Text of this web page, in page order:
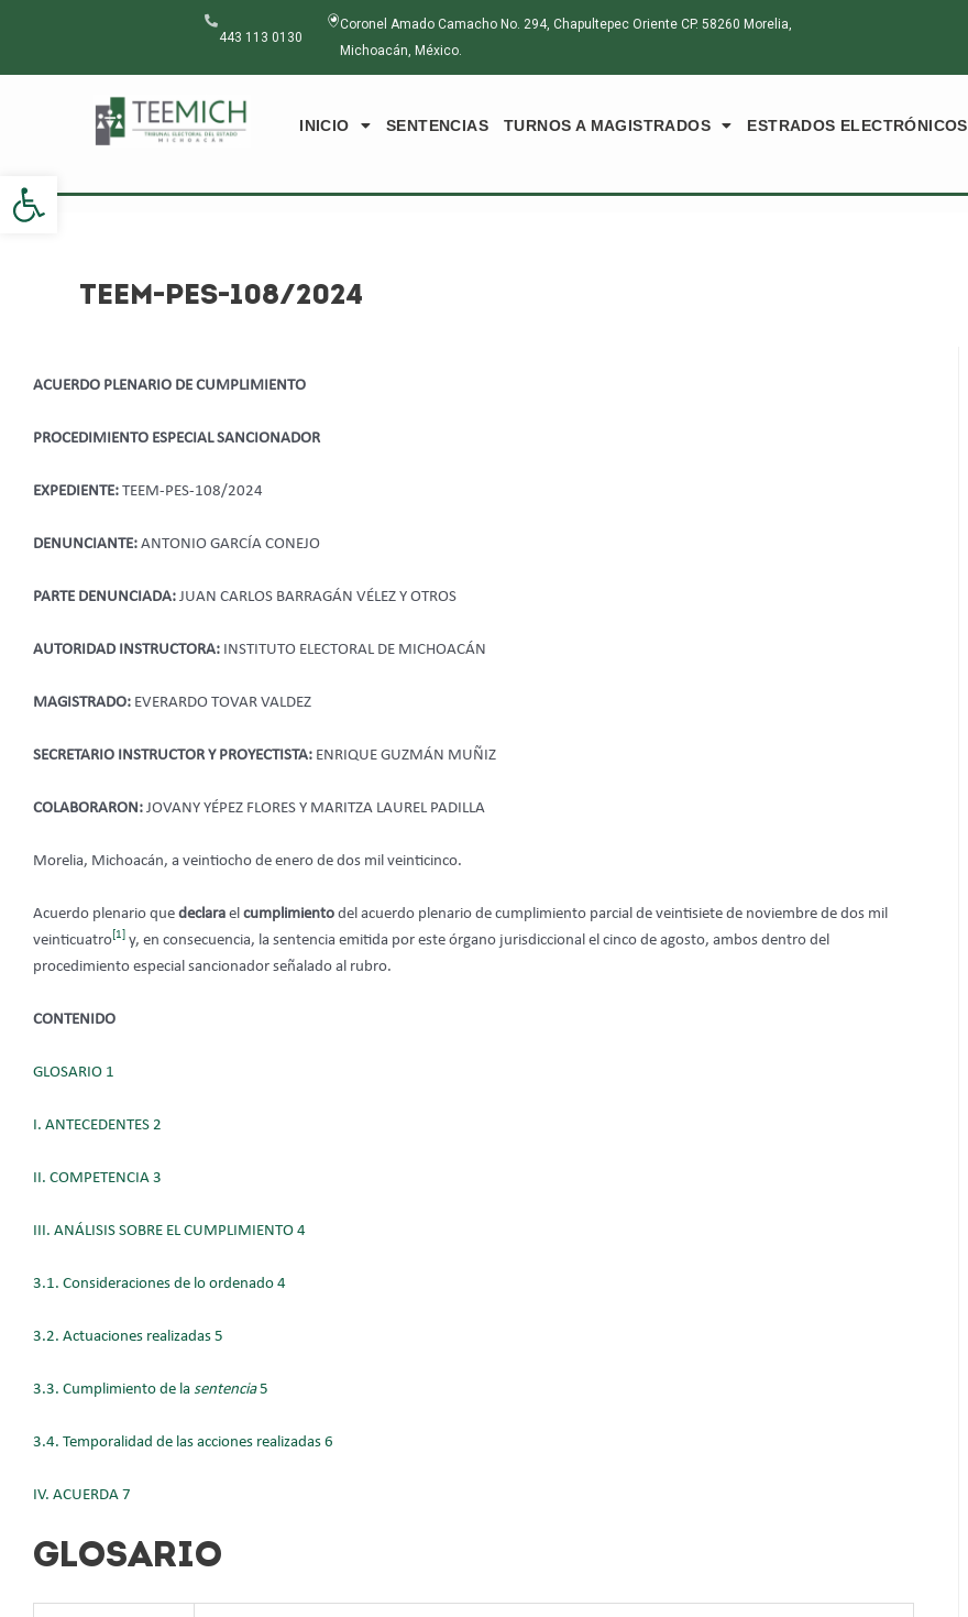
Abrir barra de herramientas
443 113 0130
Coronel Amado Camacho No. 294, Chapultepec Oriente CP. 58260 Morelia,
Michoacán, México.
INICIO SENTENCIAS TURNOS A MAGISTRADOS ESTRADOS ELECTRÓNICOS
TEEM-PES-108/2024
ACUERDO PLENARIO DE CUMPLIMIENTO
PROCEDIMIENTO ESPECIAL SANCIONADOR
EXPEDIENTE: TEEM-PES-108/2024
DENUNCIANTE: ANTONIO GARCÍA CONEJO
PARTE DENUNCIADA: JUAN CARLOS BARRAGÁN VÉLEZ Y OTROS
AUTORIDAD INSTRUCTORA: INSTITUTO ELECTORAL DE MICHOACÁN
MAGISTRADO: EVERARDO TOVAR VALDEZ
SECRETARIO INSTRUCTOR Y PROYECTISTA: ENRIQUE GUZMÁN MUÑIZ
COLABORARON: JOVANY YÉPEZ FLORES Y MARITZA LAUREL PADILLA
Morelia, Michoacán, a veintiocho de enero de dos mil veinticinco.
Acuerdo plenario que declara el cumplimiento del acuerdo plenario de cumplimiento parcial de veintisiete de noviembre de dos mil
veinticuatro [1]
y, en consecuencia, la sentencia emitida por este órgano jurisdiccional el cinco de agosto, ambos dentro del
procedimiento especial sancionador señalado al rubro.
CONTENIDO
GLOSARIO 1
I. ANTECEDENTES 2
II. COMPETENCIA 3
III. ANÁLISIS SOBRE EL CUMPLIMIENTO 4
3.1. Consideraciones de lo ordenado 4
3.2. Actuaciones realizadas 5
3.3. Cumplimiento de la sentencia5
3.4. Temporalidad de las acciones realizadas 6
IV. ACUERDA 7
GLOSARIO